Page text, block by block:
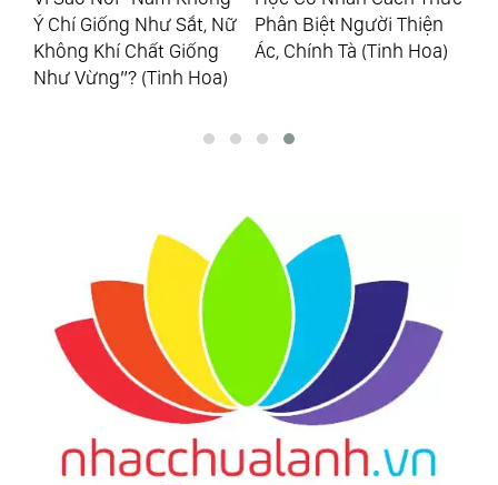
Ý Chí Giống Như Sắt, Nữ
Không Khí Chất Giống
Như Vừng”? (Tinh Hoa)
Phân Biệt Người Thiện
Ác, Chính Tà (Tinh Hoa)